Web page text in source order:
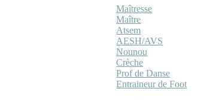
Maîtresse
Maître
Atsem
AESH/AVS
Nounou
Crèche
Prof de Danse
Entraineur de Foot